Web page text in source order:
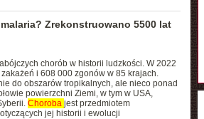
Zrekonstruowano 5500 lat
chorób w historii ludzkości. W 2022
i 608 000 zgonów w 85 krajach.
do obszarów tropikalnych, ale nieco ponad
powierzchni Ziemi, w tym w USA,
Choroba jest przedmiotem
jej historii i ewolucji